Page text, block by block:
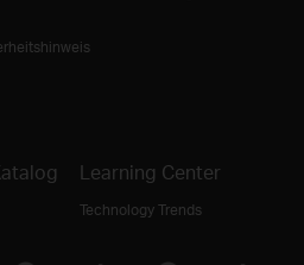
Learning Center
Technology Trends